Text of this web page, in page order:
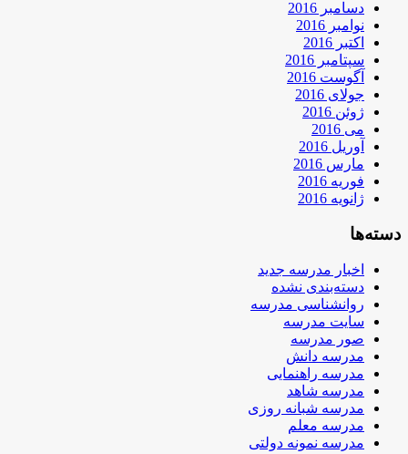
دسامبر 2016
نوامبر 2016
اکتبر 2016
سپتامبر 2016
آگوست 2016
جولای 2016
ژوئن 2016
می 2016
آوریل 2016
مارس 2016
فوریه 2016
ژانویه 2016
دسته‌ها
اخبار مدرسه جدید
دسته‌بندی نشده
روانشناسی مدرسه
سایت مدرسه
صور مدرسه
مدرسه دانش
مدرسه راهنمایی
مدرسه شاهد
مدرسه شبانه روزی
مدرسه معلم
مدرسه نمونه دولتی